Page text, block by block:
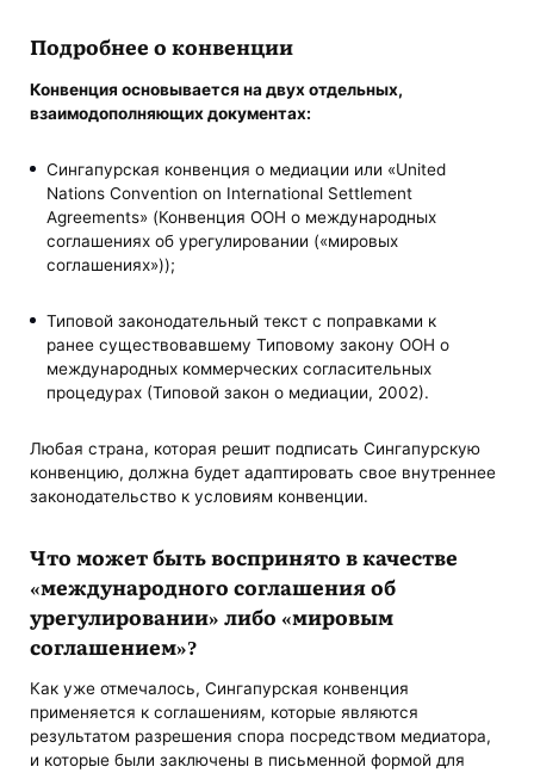
Подробнее о конвенции
Конвенция основывается на двух отдельных,
взаимодополняющих документах:
Сингапурская конвенция о медиации или «United
Nations Convention on International Settlement
Agreements» (Конвенция ООН о международных
соглашениях об урегулировании («мировых
соглашениях»));
Типовой законодательный текст с поправками к
ранее существовавшему Типовому закону ООН о
международных коммерческих согласительных
процедурах (Типовой закон о медиации, 2002).
Любая страна, которая решит подписать Сингапурскую
конвенцию, должна будет адаптировать свое внутреннее
законодательство к условиям конвенции.
Что может быть воспринято в качестве
«международного соглашения об
урегулировании» либо «мировым
соглашением»?
Как уже отмечалось, Сингапурская конвенция
применяется к соглашениям, которые являются
результатом разрешения спора посредством медиатора,
и которые были заключены в письменной формой для